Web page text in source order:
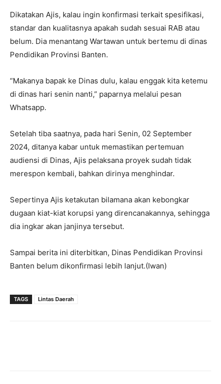
Dikatakan Ajis, kalau ingin konfirmasi terkait spesifikasi,
standar dan kualitasnya apakah sudah sesuai RAB atau
belum. Dia menantang Wartawan untuk bertemu di dinas
Pendidikan Provinsi Banten.
“Makanya bapak ke Dinas dulu, kalau enggak kita ketemu
di dinas hari senin nanti,” paparnya melalui pesan
Whatsapp.
Setelah tiba saatnya, pada hari Senin, 02 September
2024, ditanya kabar untuk memastikan pertemuan
audiensi di Dinas, Ajis pelaksana proyek sudah tidak
merespon kembali, bahkan dirinya menghindar.
Sepertinya Ajis ketakutan bilamana akan kebongkar
dugaan kiat-kiat korupsi yang direncanakannya, sehingga
dia ingkar akan janjinya tersebut.
Sampai berita ini diterbitkan, Dinas Pendidikan Provinsi
Banten belum dikonfirmasi lebih lanjut.(Iwan)
TAGS Lintas Daerah